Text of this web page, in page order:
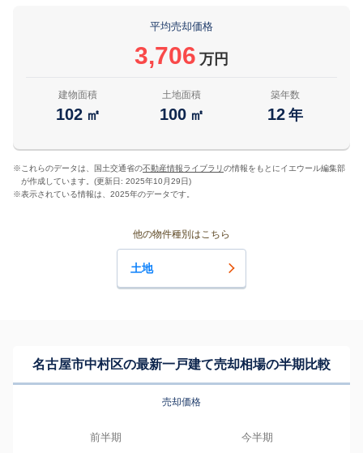
平均売却価格
3,706 万円
建物面積
102 ㎡
土地面積
100 ㎡
築年数
12 年
※ これらのデータは、国土交通省の不動産情報ライブラリの情報をもとにイエウール編集部
が作成しています。(更新日: 2025年10月29日)
※表示されている情報は、2025年のデータです。
他の物件種別はこちら
土地
名古屋市中村区の最新一戸建て売却相場の半期比較
売却価格
前半期 今半期